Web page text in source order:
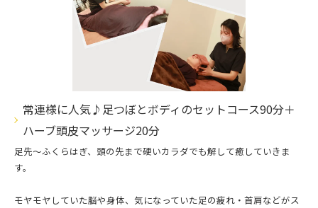
常連様に人気♪足つぼとボディのセットコース90分＋
ハーブ頭皮マッサージ20分
足先〜ふくらはぎ、頭の先まで硬いカラダでも解して癒していきま
す。
モヤモヤしていた脳や身体、気になっていた足の疲れ・首肩などがス